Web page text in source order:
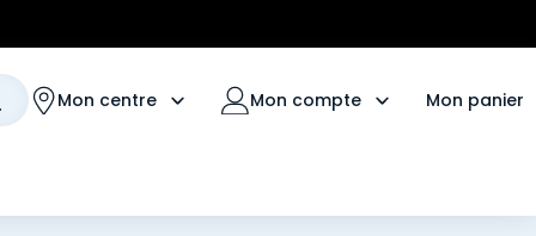
Mon centre Mon compte Mon panier